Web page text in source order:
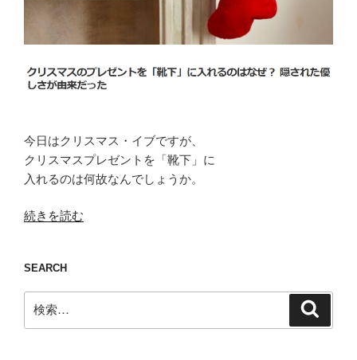
今日はクリスマス・イブですが、
クリスマスプレゼントを「靴下」に
入れるのは何故なんでしょうか。
“最
NG
行
為
を
続きを読む
SEARCH
索: